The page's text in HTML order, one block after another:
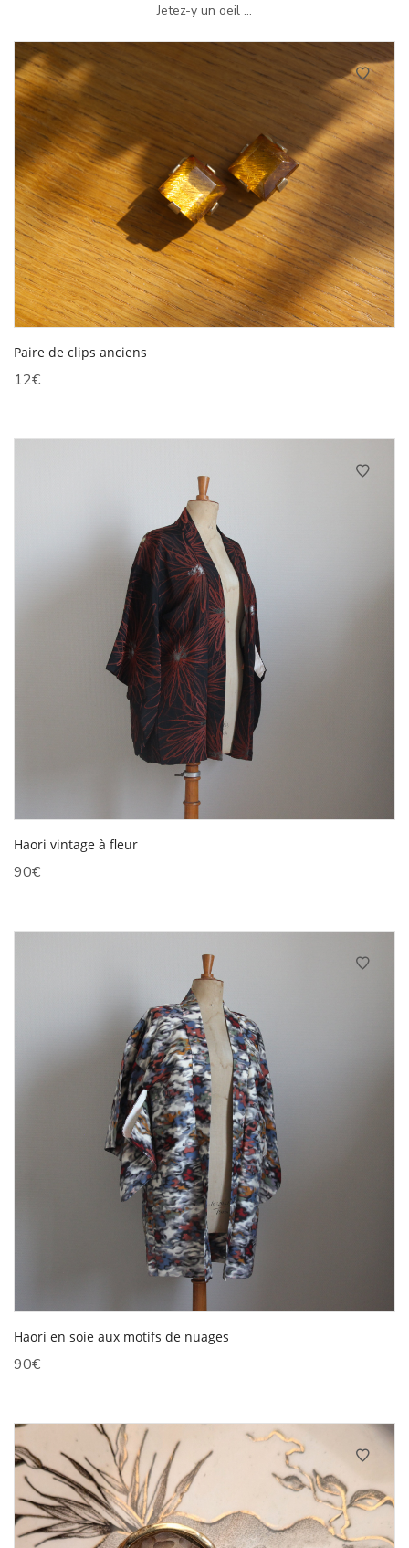
Jetez-y un oeil ...
Paire de clips anciens
12€
Haori vintage à fleur
90€
Haori en soie aux motifs de nuages
90€